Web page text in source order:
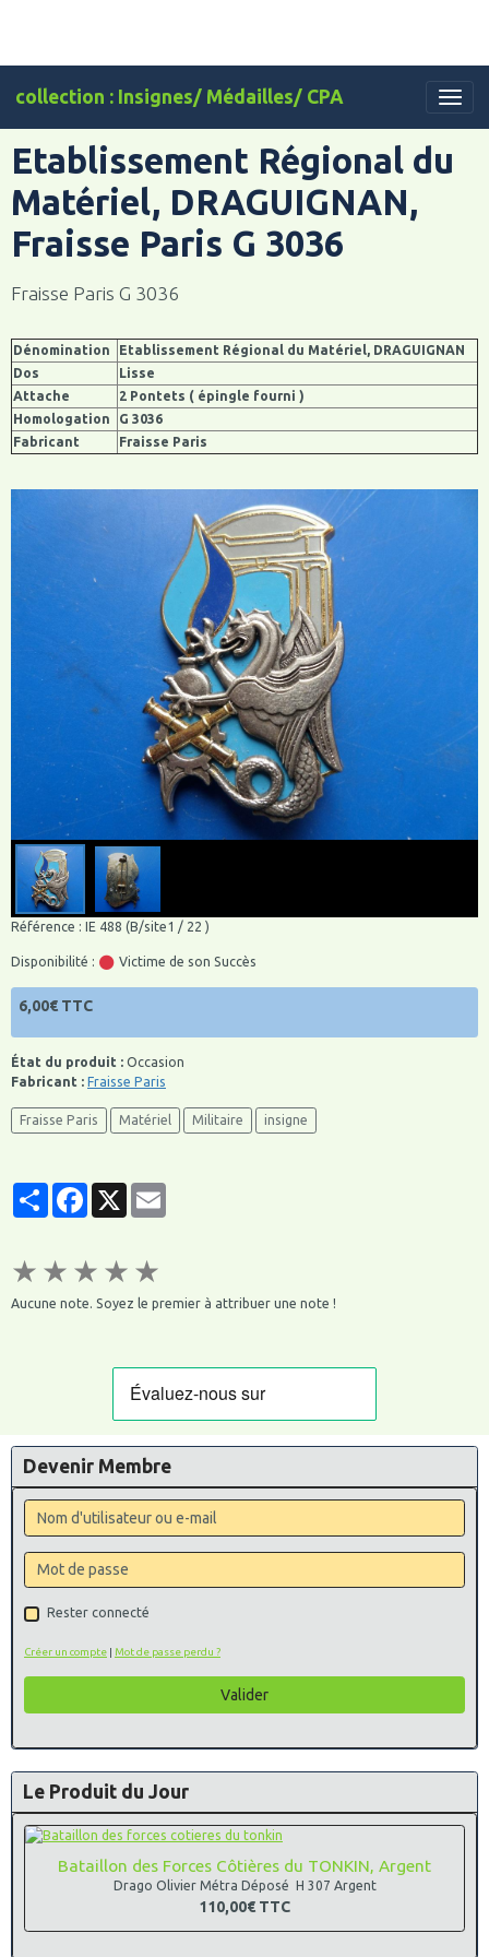
collection : Insignes/ Médailles/ CPA
Etablissement Régional du
Matériel, DRAGUIGNAN,
Fraisse Paris G 3036
Fraisse Paris G 3036
Dénomination
Etablissement Régional du Matériel, DRAGUIGNAN
Dos
Lisse
Attache
2 Pontets ( épingle fourni )
Homologation
G 3036
Fabricant
Fraisse Paris
Référence : IE 488 (B/site1 / 22 )
Disponibilité : Victime de son Succès
6,00€ TTC
État du produit : Occasion
Fabricant : Fraisse Paris
Fraisse Paris Matériel Militaire insigne
PartagerFacebook
★ ★ ★ ★ ★
Aucune note. Soyez le premier à attribuer une note !
Devenir Membre
Rester connecté
Créer un compte | Mot de passe perdu ?
Valider
Le Produit du Jour
Bataillon des Forces Côtières du TONKIN, Argent
Drago Olivier Métra Déposé H 307 Argent
110,00€ TTC